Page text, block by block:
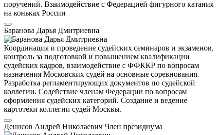
поручений. Взаимодействие с Федерацией фигурного катания
на коньках России
Баранова Дарья Дмитриевна
Координация и проведение судейских семинаров и экзаменов,
контроль за подготовкой и повышением квалификации
судейских кадров, взаимодействие с ФФККР по вопросам
назначения Московских судей на основные соревнования.
Разработка регламентирующих документов по судейской
коллегии. Содействие членам Федерации по вопросам
оформления судейских категорий. Создание и ведение
картотеки коллегии судей Москвы.
Денисов Андрей Николаевич Член президиума